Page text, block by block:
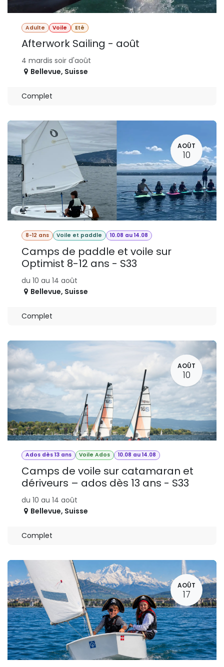
Adulte Voile Eté
Afterwork Sailing - août
4 mardis soir d'août
Bellevue, Suisse
Complet
AOÛT
10
8-12 ans Voile et paddle 10.08 au 14.08
Camps de paddle et voile sur
Optimist 8-12 ans - S33
du 10 au 14 août
Bellevue, Suisse
Complet
AOÛT
10
Ados dès 13 ans Voile Ados 10.08 au 14.08
Camps de voile sur catamaran et
dériveurs – ados dès 13 ans - S33
du 10 au 14 août
Bellevue, Suisse
Complet
AOÛT
17